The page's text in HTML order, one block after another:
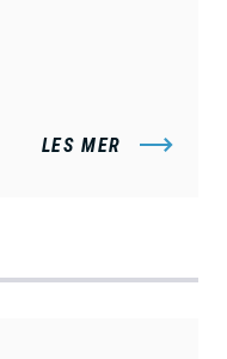
LES MER